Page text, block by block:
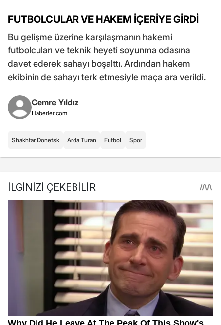
FUTBOLCULAR VE HAKEM İÇERİYE GİRDİ
Bu gelişme üzerine karşılaşmanın hakemi
futbolcuları ve teknik heyeti soyunma odasına
davet ederek sahayı boşalttı. Ardından hakem
ekibinin de sahayı terk etmesiyle maça ara verildi.
Cemre Yıldız
Haberler.com
Shakhtar Donetsk Arda Turan Futbol Spor